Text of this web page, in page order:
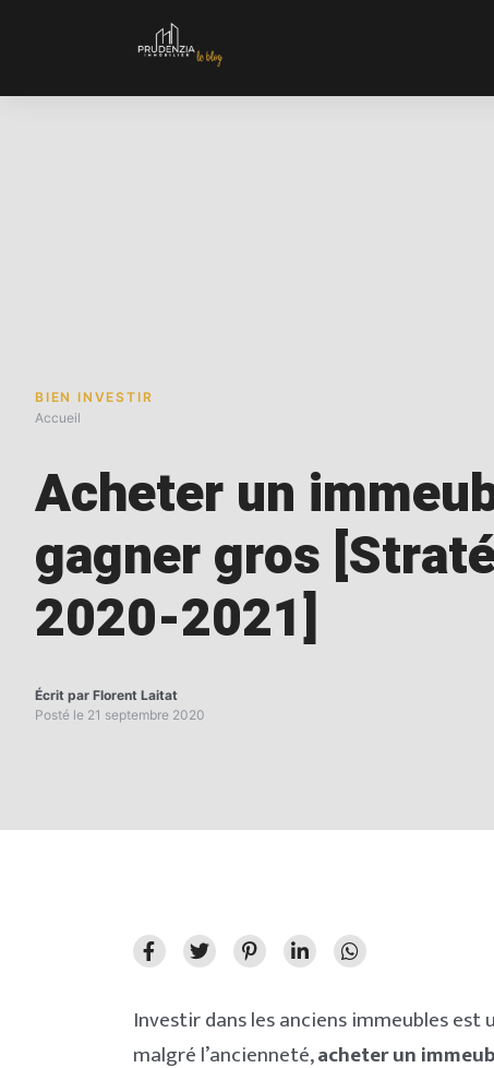
BIEN INVESTIR
Accueil
Acheter un
gagner gros
2020-2021]
Écrit par Florent Laitat
Posté le 21 septembre 2020
Investir dans les anciens immeubles
malgré l’ancienneté,acheter un